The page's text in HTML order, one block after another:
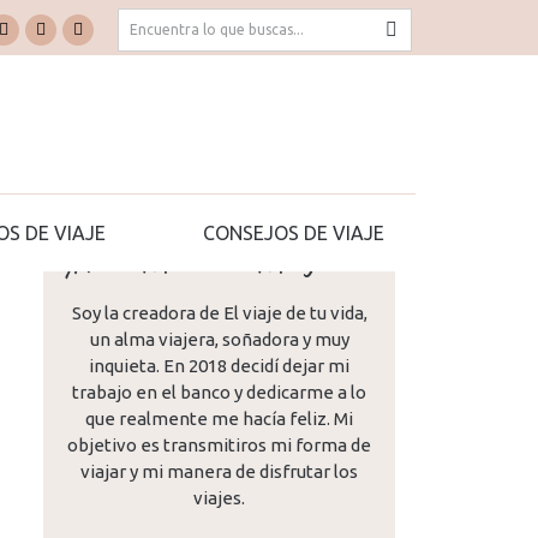
Pinterest
window
YouTube
window
TripAdvisor
window
DE VIAJE CONSEJOS DE VIAJE
¡Hola! Me llamo Mª José...
Soy la creadora de El viaje de tu vida,
un alma viajera, soñadora y muy
inquieta. En 2018 decidí dejar mi
trabajo en el banco y dedicarme a lo
que realmente me hacía feliz. Mi
objetivo es transmitiros mi forma de
viajar y mi manera de disfrutar los
viajes.